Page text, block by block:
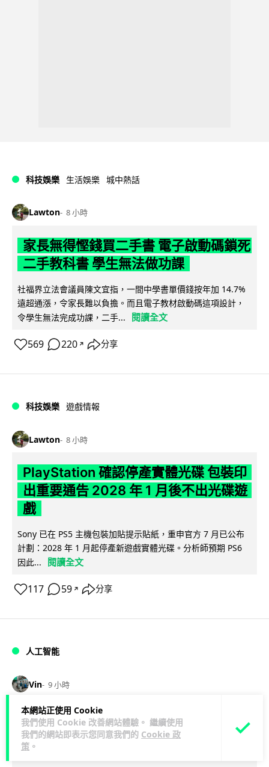
本網站正使用 Cookie
我們使用 Cookie 改善網站體驗。 繼續使用
我們的網站即表示您同意我們的 Cookie 政
策 。
科技娛樂 生活娛樂 城中熱話
Lawton 8 小時
家長無得慳錢買二手書 電子啟動碼鎖死
二手教科書 學生無法做功課
社福界立法會議員陳文宜指，一間中學書單價錢按年加 14.7%
遠超通漲，令家長難以負擔。而且電子教材啟動碼這項設計，
令學生無法完成功課，二手...
閱讀全文
569 220 ↗ 分享
科技娛樂 遊戲情報
Lawton 8 小時
PlayStation 確認停產實體光碟 包裝印
出重要通告 2028 年 1 月後不出光碟遊
戲
Sony 已在 PS5 主機包裝加貼提示貼紙，重申官方 7 月已公布
計劃：2028 年 1 月起停產新遊戲實體光碟。分析師預期 PS6
因此...
閱讀全文
117 59 ↗ 分享
人工智能
Vin 9 小時
Samsung 展示 Galaxy AI 新方向 未來
手機毋須輸入文字 轉向 Agent 全自動操
作